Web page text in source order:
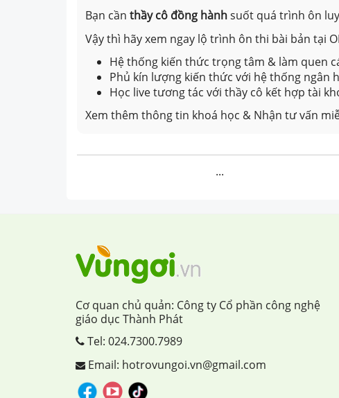
Bạn cần thầy cô đồng hànhsuốt quá trình ôn
Vậy thì hãy xem ngay lộ trình ôn thi bài bản tại
Hệ thống kiến thức trọng tâm & làm quen
Phủ kín lượng kiến thức với hệ thống ngân
Học live tương tác với thầy cô kết hợp tài
Xem thêm thông tin khoá học & Nhận tư vấn
...
Cơ quan chủ quản: Công ty Cổ phần công nghệ
giáo dục Thành Phát
Tel: 024.7300.7989
Email: hotrovungoi.vn@gmail.com